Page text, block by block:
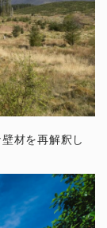
材を再解釈し